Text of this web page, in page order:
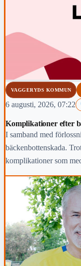
VAGGERYDS KOMMUN
6 augusti, 2026, 07:22
Komplikationer efter
I samband med
bäckenbottenskada.
komplikationer som
Region Jönköpings län